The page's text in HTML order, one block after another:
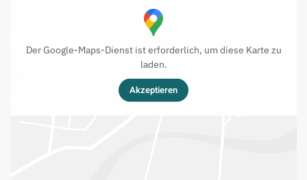
Der Google-Maps-Dienst ist erforderlich, um diese Karte zu
laden.
Akzeptieren